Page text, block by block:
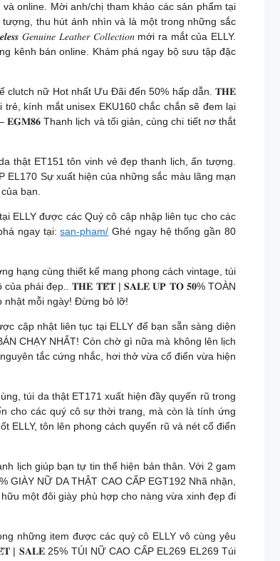
online. Mời anh/chị tham khảo các sản phẩm tại
tượng, thu hút ánh nhìn và là một trong những sắc
𝐿𝑒𝑎𝑡ℎ𝑒𝑟 𝐶𝑜𝑙𝑙𝑒𝑐𝑡𝑖𝑜𝑛 mới ra mắt của ELLY.
kênh bán online. Khám phá ngay bộ sưu tập đặc
clutch nữ Hot nhất Ưu Đãi đến 50% hấp dẫn. 𝐓𝐇𝐄
kính mắt unisex EKU160 chắc chắn sẽ đem lại
Thanh lịch và tối giản, cùng chi tiết nơ thắt
thật ET151 tôn vinh vẻ đẹp thanh lịch, ấn tượng.
Sự xuất hiện của những sắc màu lãng mạn
bạn.
ELLY được các Quý cô cập nhập liên tục cho các
ngay tại:san-pham/ Ghé ngay hệ thống gần 80
hạng cùng thiết kế mang phong cách vintage, túi
của phái đẹp.. 𝐓𝐇𝐄 𝐓𝐄̂́𝐓 | 𝐒𝐀𝐋𝐄 𝐔𝐏 𝐓𝐎 𝟓𝟎% TOÀN
nhật mỗi ngày! Đừng bỏ lỡ!
cập nhật liên tục tại ELLY để bạn sẵn sàng diện
CHẠY NHẤT! Còn chờ gì nữa mà không lên lịch
tắc cứng nhắc, hơi thở vừa cổ điển vừa hiện
túi da thật ET171 xuất hiện đầy quyến rũ trong
cho các quý cô sự thời trang, mà còn là tính ứng
tôn lên phong cách quyến rũ và nét cổ điển
lịch giúp bạn tự tin thể hiện bản thân. Với 2 gam
NỮ DA THẬT CAO CẤP EGT192 Nhã nhặn,
một đôi giày phù hợp cho nàng vừa xinh đẹp đi
những item được các quý cô ELLY vô cùng yêu
| 𝐒𝐀𝐋𝐄 25% TÚI NỮ CAO CẤP EL269 EL269 Túi